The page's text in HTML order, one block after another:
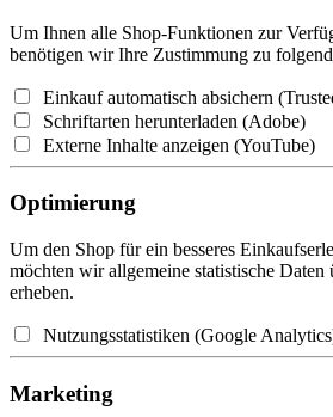
Um Ihnen alle Shop-Funktionen zur
benötigen wir Ihre Zustimmung zu
Einkauf automatisch absichern
Schriftarten herunterladen (Adobe)
Externe Inhalte anzeigen (YouTube)
Optimierung
Um den Shop für ein besseres
möchten wir allgemeine statistische Daten
erheben.
Nutzungsstatistiken (Google
Marketing